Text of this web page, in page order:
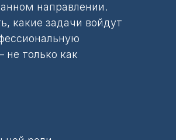
направлении.
какие задачи войдут
не только как